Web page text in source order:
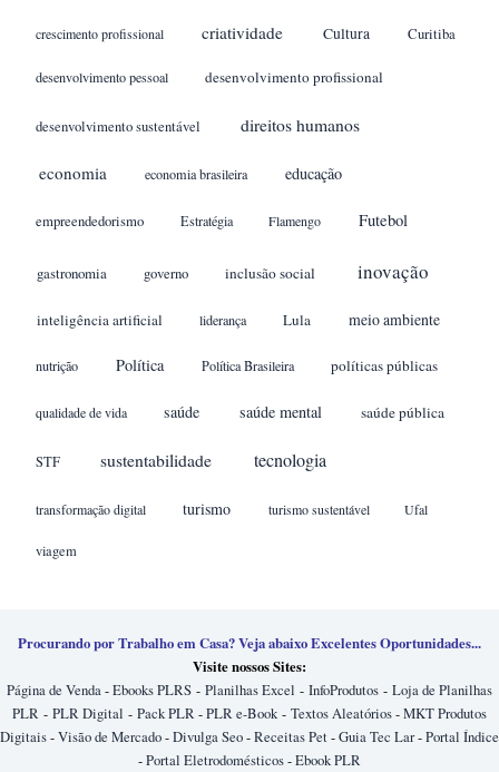
crescimento profissional criatividade Cultura Curitiba
desenvolvimento pessoal desenvolvimento profissional
desenvolvimento sustentável direitos humanos
economia economia brasileira educação
empreendedorismo Estratégia Flamengo Futebol
gastronomia governo inclusão social inovação
inteligência artificial liderança Lula meio ambiente
nutrição Política Política Brasileira políticas públicas
qualidade de vida saúde saúde mental saúde pública
STF sustentabilidade tecnologia
transformação digital turismo turismo sustentável Ufal
viagem
Procurando por Trabalho em Casa? Veja abaixo Excelentes Oportunidades...
Visite nossos Sites:
Página de Venda-Ebooks PLRS - Planilhas Excel - InfoProdutos - Loja de Planilhas
PLR - PLR Digital - Pack PLR-PLR e-Book- Textos Aleatórios-MKT Produtos
Digitais-Visão de Mercado-Divulga Seo-Receitas Pet-Guia Tec Lar-Portal Índice
-Portal Eletrodomésticos-Ebook PLR